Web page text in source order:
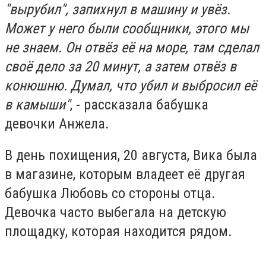
"вырубил", запихнул в машину и увёз.
Может у него были сообщники, этого мы
не знаем. Он отвёз её на море, там сделал
своё дело за 20 минут, а затем отвёз в
конюшню. Думал, что убил и выбросил её
в камыши", - рассказала бабушка
девочки Анжела.
В день похищения, 20 августа, Вика была
в магазине, которым владеет её другая
бабушка Любовь со стороны отца.
Девочка часто выбегала на детскую
площадку, которая находится рядом.